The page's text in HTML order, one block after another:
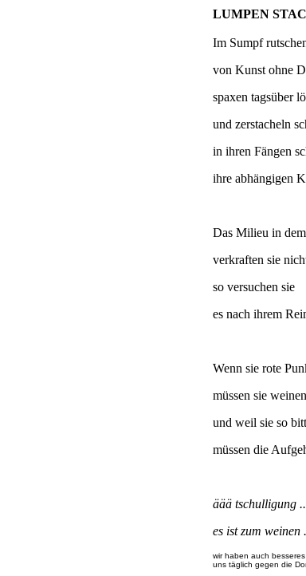
LUMPEN
Im Sumpf
von Kunst ohne
spaxen tagsüber
und zerstacheln
in ihren Fängen
ihre abhängigen
Das Milieu in
verkraften sie
so versuchen sie
es nach ihrem
Wenn sie rote
müssen sie
und weil sie so
müssen die
äää tschulligung
es ist zum weinen
wir haben auch
uns täglich gegen die